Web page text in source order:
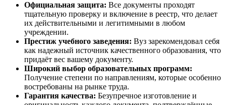
Официальная защита: Все документы проходят
тщательную проверку и включение в реестр, что делает
их действительными и легитимными в любом
учреждении.
Престиж учебного заведения: Вуз зарекомендовал себя
как надежный источник качественного образования, что
придаёт вес вашему документу.
Широкий выбор образовательных программ:
Получение степени по направлениям, которые особенно
востребованы на рынке труда.
Гарантия качества: Безупречное изготовление и